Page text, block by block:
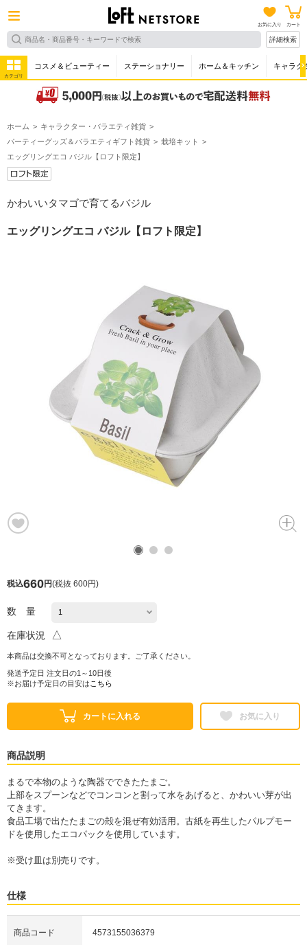
お気に入り カート
詳細検索
カテゴリ
コスメ＆ビューティー ステーショナリー ホーム＆キッチン キャラク
ホーム
キャラクター・バラエティ雑貨
パーティーグッズ＆バラエティギフト雑貨
栽培キット
エッグリングエコ バジル【ロフト限定】
かわいいタマゴで育てるバジル
エッグリングエコ バジル【ロフト限定】
税込660円(税抜 600円)
数 量
在庫状況 △
本商品は交換不可となっております。ご了承ください。
発送予定日 注文日の1～10日後
※お届け予定日の目安は こちら
カートに入れる お気に入り
商品説明
まるで本物のような陶器でできたたまご。
上部をスプーンなどでコンコンと割って水をあげると、かわいい芽が出
てきます。
食品工場で出たたまごの殻を混ぜ有効活用。古紙を再生したパルプモー
ドを使用したエコパックを使用しています。
※受け皿は別売りです。
仕様
商品コード 4573155036379